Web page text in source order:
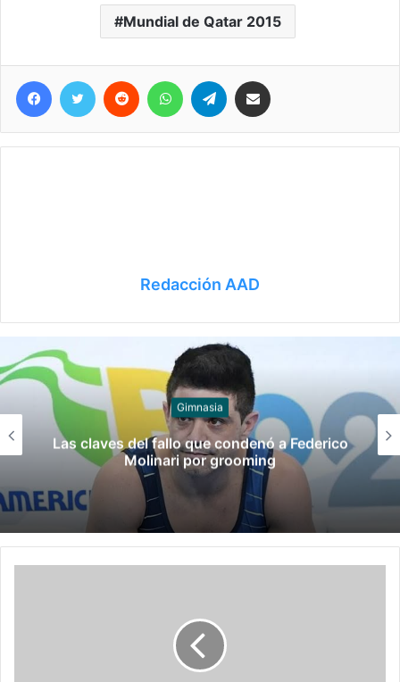
Mundial de Qatar 2015
Facebook
Twitter Reddit WhatsAppTelegram
Redacción AAD
Juegos
Late el Sur: la canción de los Juegos
Suramericanos compuesta por mujeres